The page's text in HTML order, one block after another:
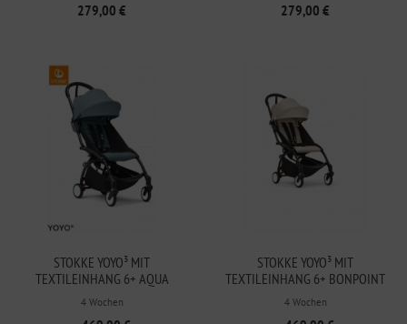
279,00 € 279,00 €
STOKKE YOYO³ MIT
TEXTILEINHANG 6+ AQUA
4 Wochen
STOKKE YOYO³ MIT
TEXTILEINHANG 6+ BONPOINT
4 Wochen